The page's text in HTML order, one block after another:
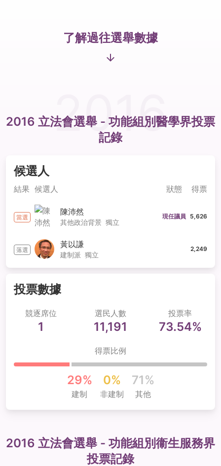
了解過往選舉數據
2016 立法會選舉 - 功能組別醫學界投票
記錄
2016
候選人
結果 候選人 狀態 得票
當選
陳沛然
其他政治背景 獨立
現任議員 5,626
落選
黃以謙
建制派 獨立
2,249
投票數據
競逐席位
1
選民人數
11,191
投票率
73.54%
得票比例
29%
建制
0%
非建制
71%
其他
2016 立法會選舉 - 功能組別衞生服務界
投票記錄